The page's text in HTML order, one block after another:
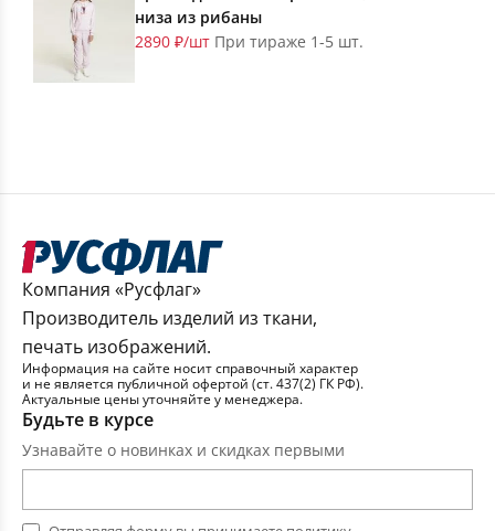
низа из рибаны
2890 ₽/шт При тираже 1-5 шт.
Компания «Русфлаг»
Производитель изделий из ткани,
печать изображений.
Информация на сайте носит справочный характер
и не является публичной офертой (ст. 437(2) ГК РФ).
Актуальные цены уточняйте у менеджера.
Будьте в курсе
Узнавайте о новинках и скидках первыми